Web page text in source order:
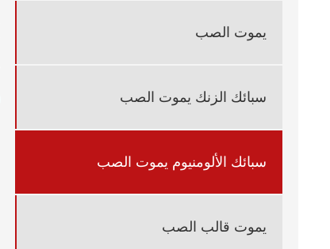
يموت الصب
سبائك الزنك يموت الصب
سبائك الألومنيوم يموت الصب
يموت قالب الصب